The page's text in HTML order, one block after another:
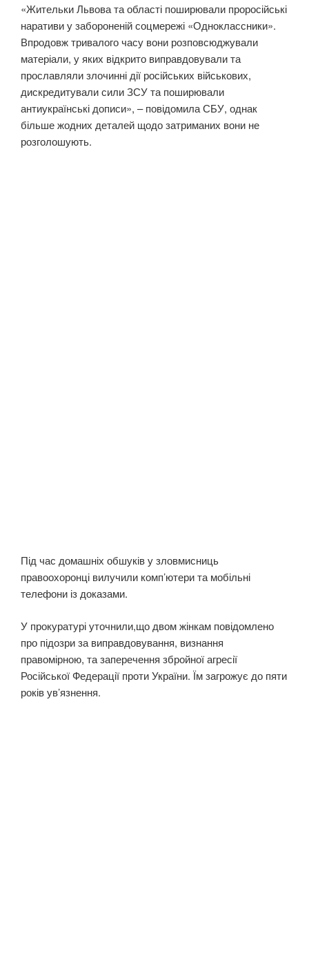
«Жительки Львова та області поширювали проросійські
наративи у забороненій соцмережі «Одноклассники».
Впродовж тривалого часу вони розповсюджували
матеріали, у яких відкрито виправдовували та
прославляли злочинні дії російських військових,
дискредитували сили ЗСУ та поширювали
антиукраїнські дописи», – повідомила СБУ, однак
більше жодних деталей щодо затриманих вони не
розголошують.
Під час домашніх обшуків у зловмисниць
правоохоронці вилучили комп’ютери та мобільні
телефони із доказами.
У прокуратурі уточнили,що двом жінкам повідомлено
про підозри за виправдовування, визнання
правомірною, та заперечення збройної агресії
Російської Федерації проти України. Їм загрожує до пяти
років ув’язнення.